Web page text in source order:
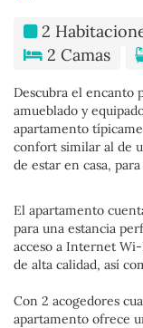
2
2 Camas
Descubra el encanto
amueblado y
apartamento
confort similar al de
de estar en casa,
El apartamento
para una estancia
acceso a Internet
de alta calidad, así
Con 2 acogedores
apartamento ofrece